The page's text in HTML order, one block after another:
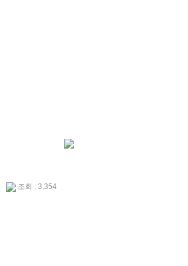
조회 : 3,354